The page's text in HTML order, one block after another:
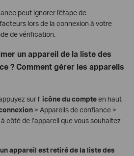
peut ignorer l'étape de
lors de la connexion à votre
de vérification.
un appareil de la liste des
? Comment gérer les appareils
sur l’ icône du compteen haut
> Appareils de confiance >
à côté de l’appareil que vous souhaitez
appareil est retiré de la liste des